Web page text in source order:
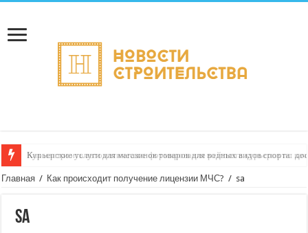
Как настроить автоматическое формирование рейтинга курьеров по
Главная / Как происходит получение лицензии МЧС? / sa
sa